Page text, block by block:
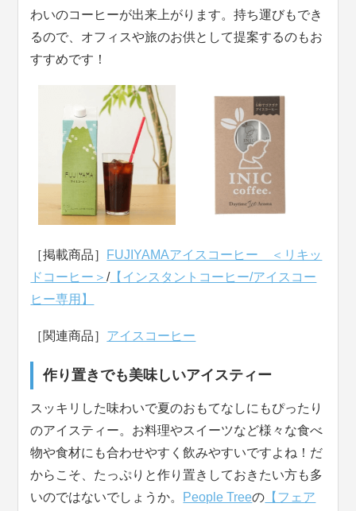
わいのコーヒーが出来上がります。持ち運びもでき
るので、オフィスや旅のお供として提案するのもお
すすめです！
［掲載商品］ FUJIYAMAアイスコーヒー ＜リキッ
ドコーヒー＞/【インスタントコーヒー/アイスコー
ヒー専用】
［関連商品］ アイスコーヒー
作り置きでも美味しいアイスティー
スッキリした味わいで夏のおもてなしにもぴったり
のアイスティー。お料理やスイーツなど様々な食べ
物や食材にも合わせやすく飲みやすいですよね！だ
からこそ、たっぷりと作り置きしておきたい方も多
いのではないでしょうか。 People Treeの 【フェア